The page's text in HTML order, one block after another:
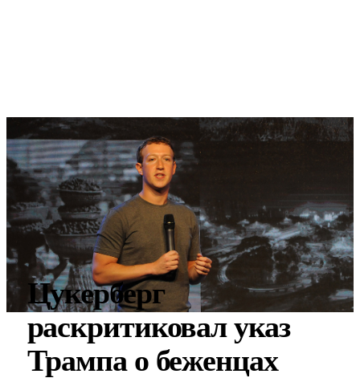
Цукерберг
раскритиковал указ
Трампа о беженцах